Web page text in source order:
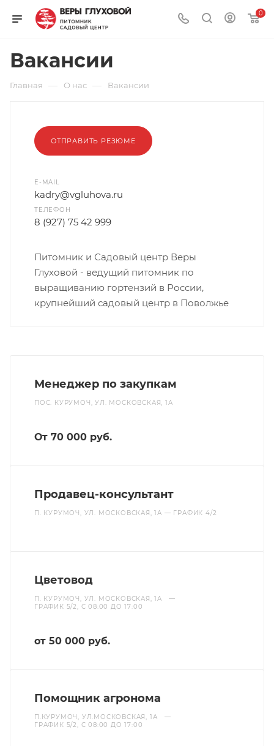
0
Вакансии
Главная — О нас — Вакансии
ОТПРАВИТЬ РЕЗЮМЕ
E-MAIL
kadry@vgluhova.ru
ТЕЛЕФОН
8 (927) 75 42 999
Питомник и Садовый центр Веры
Глуховой - ведущий питомник по
выращиванию гортензий в России,
крупнейший садовый центр в Поволжье
Менеджер по закупкам
ПОС. КУРУМОЧ, УЛ. МОСКОВСКАЯ, 1А
От 70 000 руб.
Продавец-консультант
П. КУРУМОЧ, УЛ. МОСКОВСКАЯ, 1А — ГРАФИК 4/2
Цветовод
П. КУРУМОЧ, УЛ. МОСКОВСКАЯ, 1А
—
ГРАФИК 5/2, С 08:00 ДО 17:00
от 50 000 руб.
Помощник агронома
П.КУРУМОЧ, УЛ.МОСКОВСКАЯ, 1А
—
ГРАФИК 5/2, С 08:00 ДО 17:00